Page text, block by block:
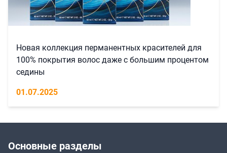
Новая коллекция перманентных красителей для
100% покрытия волос даже с большим процентом
седины
01.07.2025
Основные разделы